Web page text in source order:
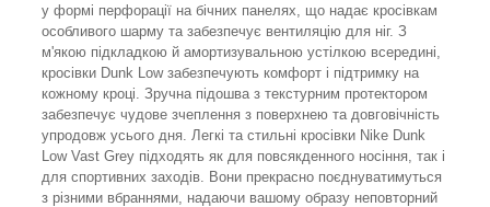
у формі перфорації на бічних панелях, що надає кросівкам
особливого шарму та забезпечує вентиляцію для ніг. З
м'якою підкладкою й амортизувальною устілкою всередині,
кросівки Dunk Low забезпечують комфорт і підтримку на
кожному кроці. Зручна підошва з текстурним протектором
забезпечує чудове зчеплення з поверхнею та довговічність
упродовж усього дня. Легкі та стильні кросівки Nike Dunk
Low Vast Grey підходять як для повсякденного носіння, так і
для спортивних заходів. Вони прекрасно поєднуватимуться
з різними вбраннями, надаючи вашому образу неповторний